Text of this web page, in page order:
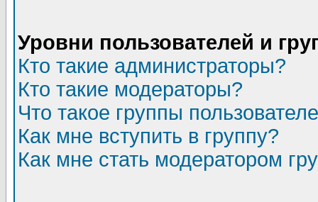
Уровни пользователей и
Кто такие администраторы?
Кто такие модераторы?
Что такое группы
Как мне вступить в группу?
Как мне стать модератором